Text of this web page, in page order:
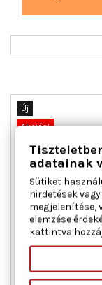
Új
Akciós!
AC
adatainak
Sütiket
hirdetések
megjelenítése,
elemzése
kattintva